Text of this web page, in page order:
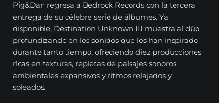
Pig&Dan regresa a Bedrock Records con la tercera
entrega de su célebre serie de álbumes. Ya
disponible, Destination Unknown III muestra al dúo
profundizando en los sonidos que los han inspirado
durante tanto tiempo, ofreciendo diez producciones
ricas en texturas, repletas de paisajes sonoros
ambientales expansivos y ritmos relajados y
soleados.